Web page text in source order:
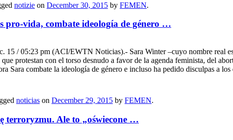
notizie on December 30, 2015 by FEMEN.
pro-vida, combate ideología de género …
/ 05:23 pm (ACI/EWTN Noticias).- Sara Winter –cuyo nombre real es
protestan con el torso desnudo a favor de la agenda feminista, del
Sara combate la ideología de género e incluso ha pedido disculpas a
noticias on December 29, 2015 by FEMEN.
terroryzmu. Ale to „oświecone …